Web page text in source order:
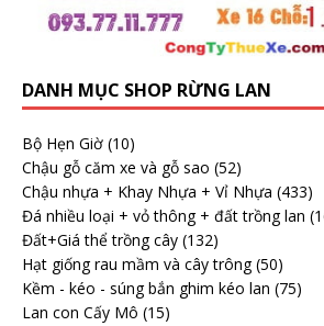
DANH MỤC SHOP RỪNG LAN
Bộ Hẹn Giờ (10)
Chậu gỗ căm xe và gỗ sao (52)
Chậu nhựa + Khay Nhựa + Vỉ Nhựa (433)
Đá nhiều loại + vỏ thông + đất trồng lan
Đất+Giá thể trồng cây (132)
Hạt giống rau mầm và cây trông (50)
Kềm - kéo - súng bắn ghim kéo lan (75)
Lan con Cấy Mô (15)